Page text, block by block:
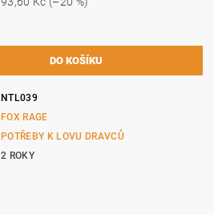
NTL039
FOX RAGE
POTŘEBY K LOVU DRAVCŮ
2 ROKY